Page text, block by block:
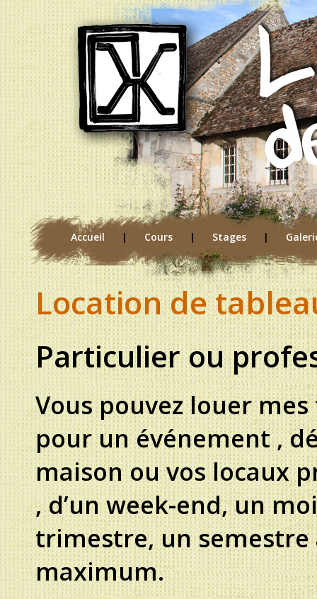
Accueil | Cours | Stages |
Location de
Particulier ou
Vous pouvez louer
pour un événement ,
maison ou vos locaux
, d’un week-end, un
trimestre, un semestre
maximum.
Panneau de gestion des cookies